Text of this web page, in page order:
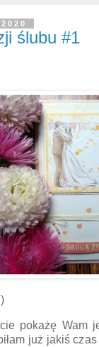
ślubu #1
pokażę Wam
już jakiś